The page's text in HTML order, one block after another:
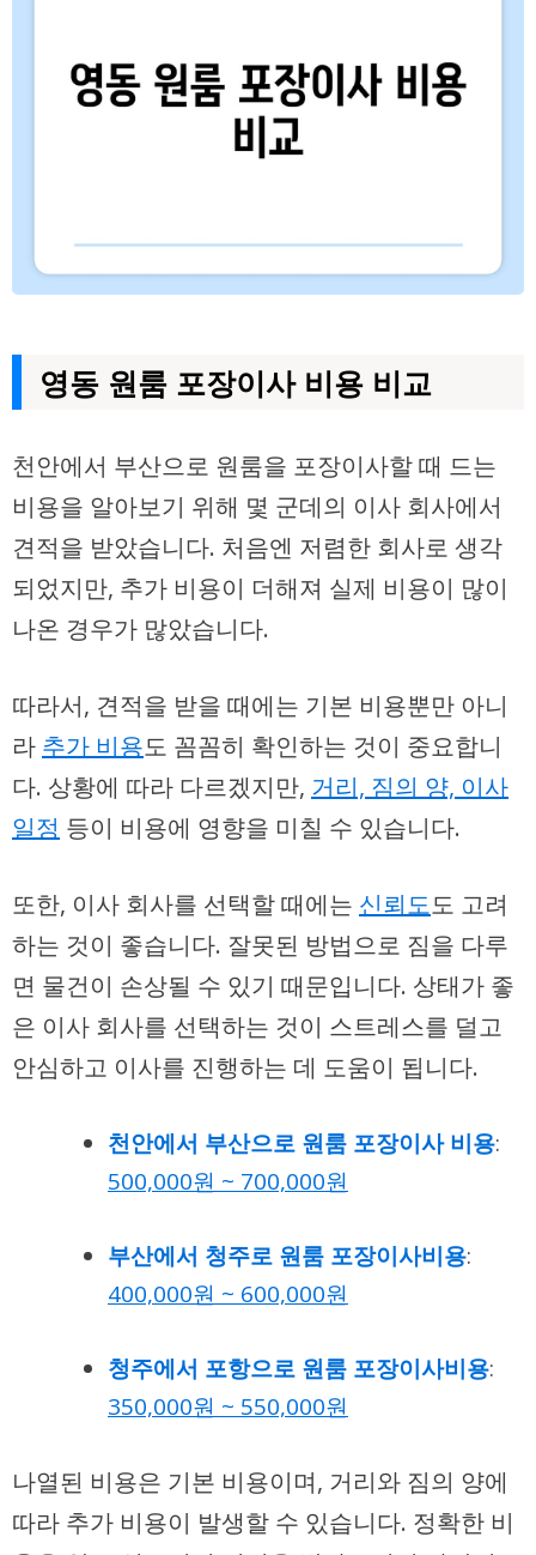
영동 원룸 포장이사 비용 비교
천안에서 부산으로 원룸을 포장이사할 때 드는
비용을 알아보기 위해 몇 군데의 이사 회사에서
견적을 받았습니다. 처음엔 저렴한 회사로 생각
되었지만, 추가 비용이 더해져 실제 비용이 많이
나온 경우가 많았습니다.
따라서, 견적을 받을 때에는 기본 비용뿐만 아니
라 추가 비용도 꼼꼼히 확인하는 것이 중요합니
다. 상황에 따라 다르겠지만, 거리, 짐의 양, 이사
일정 등이 비용에 영향을 미칠 수 있습니다.
또한, 이사 회사를 선택할 때에는 신뢰도도 고려
하는 것이 좋습니다. 잘못된 방법으로 짐을 다루
면 물건이 손상될 수 있기 때문입니다. 상태가 좋
은 이사 회사를 선택하는 것이 스트레스를 덜고
안심하고 이사를 진행하는 데 도움이 됩니다.
천안에서 부산으로 원룸 포장이사 비용:
500,000원 ~ 700,000원
부산에서 청주로 원룸 포장이사비용:
400,000원 ~ 600,000원
청주에서 포항으로 원룸 포장이사비용:
350,000원 ~ 550,000원
나열된 비용은 기본 비용이며, 거리와 짐의 양에
따라 추가 비용이 발생할 수 있습니다. 정확한 비